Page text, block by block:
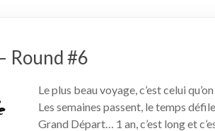
Round #6
Le plus beau voyage, c’est celui
Les semaines passent, le temps
Grand Départ… 1 an, c’est long et